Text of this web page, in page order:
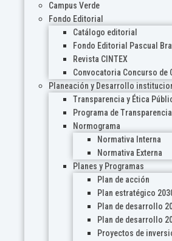
Campus Verde
Fondo Editorial
Catálogo editorial
Fondo Editorial Pascual
Revista CINTEX
Convocatoria Concurso de
Planeación y Desarrollo
Transparencia y Ética
Programa de
Normograma
Normativa Interna
Normativa Externa
Planes y Programas
Plan de acción
Plan estratégico
Plan de desarrollo
Plan de desarrollo
Proyectos de